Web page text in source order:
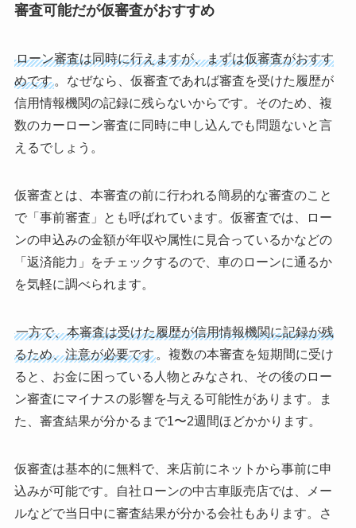
審査可能だが仮審査がおすすめ
ローン審査は同時に行えますが、まずは仮審査がおすす
めです。なぜなら、仮審査であれば審査を受けた履歴が
信用情報機関の記録に残らないからです。そのため、複
数のカーローン審査に同時に申し込んでも問題ないと言
えるでしょう。
仮審査とは、本審査の前に行われる簡易的な審査のこと
で「事前審査」とも呼ばれています。仮審査では、ロー
ンの申込みの金額が年収や属性に見合っているかなどの
「返済能力」をチェックするので、車のローンに通るか
を気軽に調べられます。
一方で、本審査は受けた履歴が信用情報機関に記録が残
るため、注意が必要です。複数の本審査を短期間に受け
ると、お金に困っている人物とみなされ、その後のロー
ン審査にマイナスの影響を与える可能性があります。ま
た、審査結果が分かるまで1〜2週間ほどかかります。
仮審査は基本的に無料で、来店前にネットから事前に申
込みが可能です。自社ローンの中古車販売店では、メー
ルなどで当日中に審査結果が分かる会社もあります。さ